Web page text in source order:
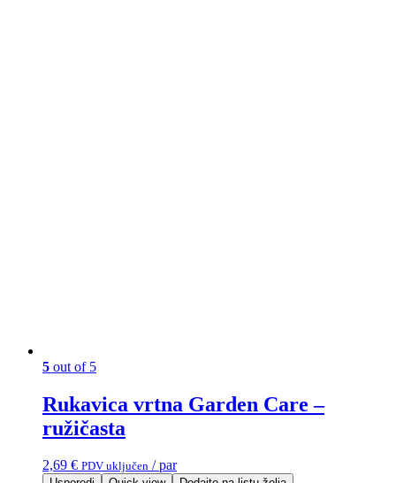
5 out of 5
Rukavica vrtna Garden Care –
ružičasta
2,69 € PDV uključen / par